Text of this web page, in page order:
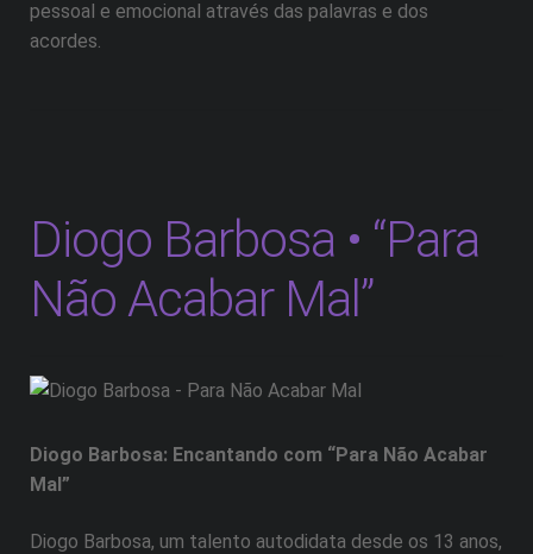
pessoal e emocional através das palavras e dos
acordes.
Diogo Barbosa • “Para
Não Acabar Mal”
Diogo Barbosa: Encantando com “Para Não Acabar
Mal”
Diogo Barbosa, um talento autodidata desde os 13 anos,